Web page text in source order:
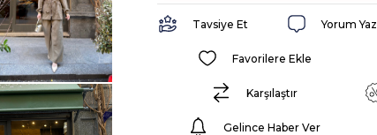
Tavsiye Et Yorum Yaz
Favorilere Ekle
Karşılaştır
Gelince Haber Ver